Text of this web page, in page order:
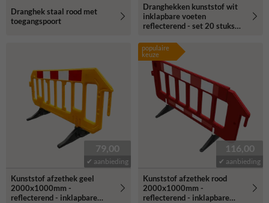
Dranghek staal rood met
toegangspoort
Dranghekken kunststof wit
inklapbare voeten
reflecterend - set 20 stuks
79,00
✔ aanbieding
Kunststof afzethek geel
2000x1000mm -
reflecterend - inklapbare
populaire
keuze
116,00
✔ aanbieding
Kunststof afzethek rood
2000x1000mm -
reflecterend - inklapbare